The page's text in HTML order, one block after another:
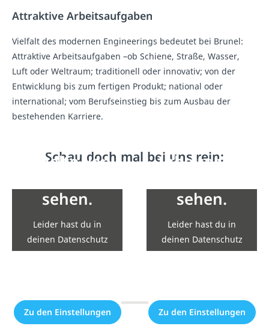
Attraktive Arbeitsaufgaben
Vielfalt des modernen Engineerings bedeutet bei Brunel:
Attraktive Arbeitsaufgaben –ob Schiene, Straße, Wasser,
Luft oder Weltraum; traditionell oder innovativ; von der
Entwicklung bis zum fertigen Produkt; national oder
international; vom Berufseinstieg bis zum Ausbau der
bestehenden Karriere.
Schau doch mal bei uns rein:
Hier wären
Inhalte von
sehen.
Leider hast du in
deinen Datenschutz
Einstellungen die
Zu den Einstellungen
Inhalte von
sehen.
Leider hast du in
deinen Datenschutz
Einstellungen die
Zu den Einstellungen